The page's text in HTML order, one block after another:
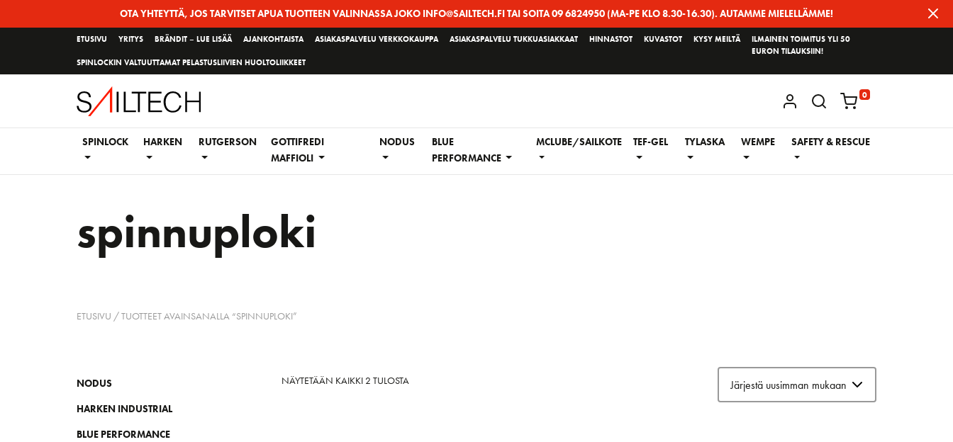
OTA YHTEYTTÄ, JOS TARVITSET APUA TUOTTEEN VALINNASSA JOKO INFO@SAILTECH.FI TAI SOITA 09 6824950 (MA-PE KLO 8.30-16.30). AUTAMME MIELELLÄMME!
ETUSIVU YRITYS BRÄNDIT – LUE LISÄÄ AJANKOHTAISTA ASIAKASPALVELU VERKKOKAUPPA ASIAKASPALVELU TUKKUASIAKKAAT HINNASTOT KUVASTOT KYSY MEILTÄ
SPINLOCKIN VALTUUTTAMAT PELASTUSLIIVIEN HUOLTOLIIKKEET
ILMAINEN TOIMITUS YLI 50
EURON TILAUKSIIN!
KIRJAUDU / REKISTERÖIDY
0
SPINLOCK HARKEN RUTGERSON
GOTTIFREDI
MAFFIOLI
NODUS
BLUE
PERFORMANCE
MCLUBE/SAILKOTE TEF-GEL TYLASKA WEMPE SAFETY & RESCUE
spinnuploki
ETUSIVU / TUOTTEET AVAINSANALLA “SPINNUPLOKI”
NODUS
HARKEN INDUSTRIAL
BLUE PERFORMANCE
NÄYTETÄÄN KAIKKI 2 TULOSTA